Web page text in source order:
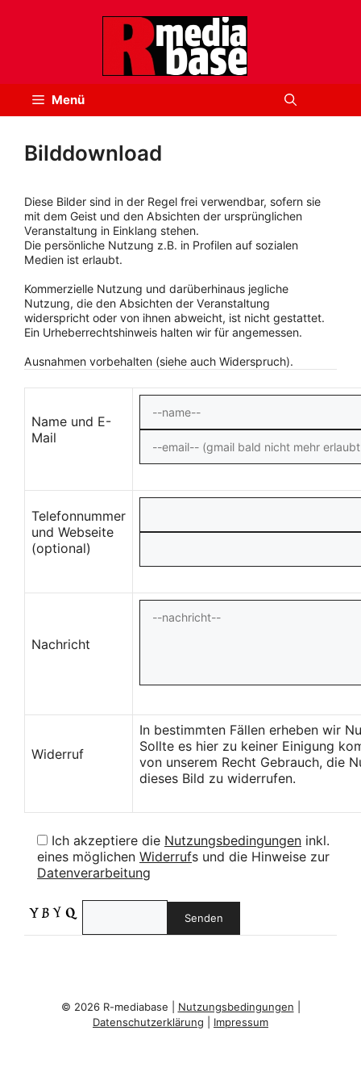
Menü
Bilddownload
Diese Bilder sind in der Regel frei verwendbar, sofern sie
mit dem Geist und den Absichten der ursprünglichen
Veranstaltung in Einklang stehen.
Die persönliche Nutzung z.B. in Profilen auf sozialen
Medien ist erlaubt.
Kommerzielle Nutzung und darüberhinaus jegliche
Nutzung, die den Absichten der Veranstaltung
widerspricht oder von ihnen abweicht, ist nicht gestattet.
Ein Urheberrechtshinweis halten wir für angemessen.
Ausnahmen vorbehalten (siehe auch Widerspruch).
Name und E-
Mail
Telefonnummer
und Webseite
(optional)
Nachricht
Widerruf
In bestimmten Fällen erheben wir
Sollte es hier zu keiner Einigung
von unserem Recht Gebrauch, die
dieses Bild zu widerrufen.
Ich akzeptiere die Nutzungsbedingungen inkl.
eines möglichen Widerrufs und die Hinweise zur
Datenverarbeitung
© 2026 R-mediabase | Nutzungsbedingungen
Datenschutzerklärung
Impressum